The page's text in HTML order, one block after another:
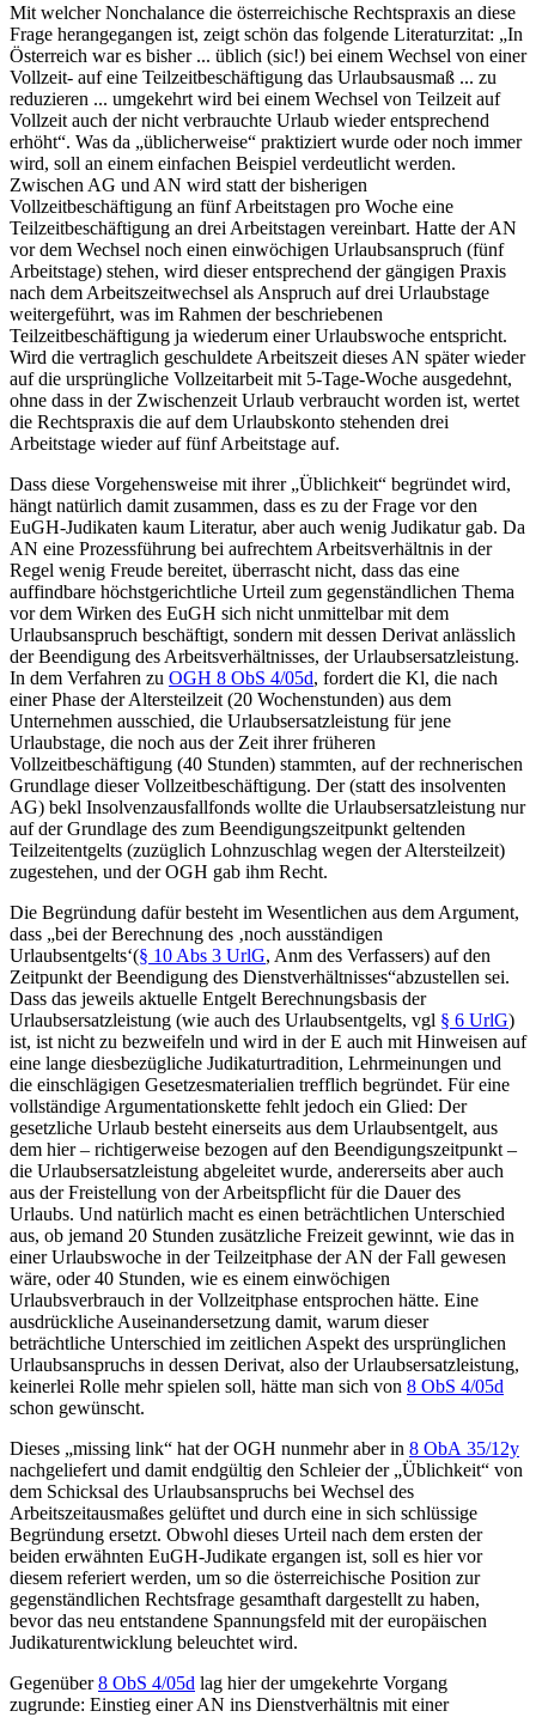
Mit welcher Nonchalance die österreichische Rechtspraxis an diese
Frage herangegangen ist, zeigt schön das folgende Literaturzitat: „In
Österreich war es bisher ... üblich (sic!) bei einem Wechsel von einer
Vollzeit- auf eine Teilzeitbeschäftigung das Urlaubsausmaß ... zu
reduzieren ... umgekehrt wird bei einem Wechsel von Teilzeit auf
Vollzeit auch der nicht verbrauchte Urlaub wieder entsprechend
erhöht“. Was da „üblicherweise“ praktiziert wurde oder noch immer
wird, soll an einem einfachen Beispiel verdeutlicht werden.
Zwischen AG und AN wird statt der bisherigen
Vollzeitbeschäftigung an fünf Arbeitstagen pro Woche eine
Teilzeitbeschäftigung an drei Arbeitstagen vereinbart. Hatte der AN
vor dem Wechsel noch einen einwöchigen Urlaubsanspruch (fünf
Arbeitstage) stehen, wird dieser entsprechend der gängigen Praxis
nach dem Arbeitszeitwechsel als Anspruch auf drei Urlaubstage
weitergeführt, was im Rahmen der beschriebenen
Teilzeitbeschäftigung ja wiederum einer Urlaubswoche entspricht.
Wird die vertraglich geschuldete Arbeitszeit dieses AN später wieder
auf die ursprüngliche Vollzeitarbeit mit 5-Tage-Woche ausgedehnt,
ohne dass in der Zwischenzeit Urlaub verbraucht worden ist, wertet
die Rechtspraxis die auf dem Urlaubskonto stehenden drei
Arbeitstage wieder auf fünf Arbeitstage auf.
Dass diese Vorgehensweise mit ihrer „Üblichkeit“ begründet wird,
hängt natürlich damit zusammen, dass es zu der Frage vor den
EuGH-Judikaten kaum Literatur, aber auch wenig Judikatur gab. Da
AN eine Prozessführung bei aufrechtem Arbeitsverhältnis in der
Regel wenig Freude bereitet, überrascht nicht, dass das eine
auffindbare höchstgerichtliche Urteil zum gegenständlichen Thema
vor dem Wirken des EuGH sich nicht unmittelbar mit dem
Urlaubsanspruch beschäftigt, sondern mit dessen Derivat anlässlich
der Beendigung des Arbeitsverhältnisses, der Urlaubsersatzleistung.
In dem Verfahren zu OGH 8 ObS 4/05d, fordert die Kl, die nach
einer Phase der Altersteilzeit (20 Wochenstunden) aus dem
Unternehmen ausschied, die Urlaubsersatzleistung für jene
Urlaubstage, die noch aus der Zeit ihrer früheren
Vollzeitbeschäftigung (40 Stunden) stammten, auf der rechnerischen
Grundlage dieser Vollzeitbeschäftigung. Der (statt des insolventen
AG) bekl Insolvenzausfallfonds wollte die Urlaubsersatzleistung nur
auf der Grundlage des zum Beendigungszeitpunkt geltenden
Teilzeitentgelts (zuzüglich Lohnzuschlag wegen der Altersteilzeit)
zugestehen, und der OGH gab ihm Recht.
Die Begründung dafür besteht im Wesentlichen aus dem Argument,
dass „bei der Berechnung des ‚noch ausständigen
Urlaubsentgelts‘(§ 10 Abs 3 UrlG, Anm des Verfassers) auf den
Zeitpunkt der Beendigung des Dienstverhältnisses“abzustellen sei.
Dass das jeweils aktuelle Entgelt Berechnungsbasis der
Urlaubsersatzleistung (wie auch des Urlaubsentgelts, vgl § 6 UrlG)
ist, ist nicht zu bezweifeln und wird in der E auch mit Hinweisen auf
eine lange diesbezügliche Judikaturtradition, Lehrmeinungen und
die einschlägigen Gesetzesmaterialien trefflich begründet. Für eine
vollständige Argumentationskette fehlt jedoch ein Glied: Der
gesetzliche Urlaub besteht einerseits aus dem Urlaubsentgelt, aus
dem hier – richtigerweise bezogen auf den Beendigungszeitpunkt –
die Urlaubsersatzleistung abgeleitet wurde, andererseits aber auch
aus derFreistellung von der Arbeitspflicht für die Dauer des
Urlaubs. Und natürlich macht es einen beträchtlichen Unterschied
aus, ob jemand 20 Stunden zusätzliche Freizeit gewinnt, wie das in
einer Urlaubswoche in der Teilzeitphase der AN der Fall gewesen
wäre, oder 40 Stunden, wie es einem einwöchigen
Urlaubsverbrauch in der Vollzeitphase entsprochen hätte. Eine
ausdrückliche Auseinandersetzung damit, warum dieser
beträchtliche Unterschied im zeitlichen Aspekt des ursprünglichen
Urlaubsanspruchs in dessen Derivat, also der Urlaubsersatzleistung,
keinerlei Rolle mehr spielen soll, hätte man sich von 8 ObS 4/05d
schon gewünscht.
Dieses „missing link“ hat der OGH nunmehr aber in 8 ObA 35/12y
nachgeliefert und damit endgültig den Schleier der „Üblichkeit“ von
dem Schicksal des Urlaubsanspruchs bei Wechsel des
Arbeitszeitausmaßes gelüftet und durch eine in sich schlüssige
Begründung ersetzt. Obwohl dieses Urteil nach dem ersten der
beiden erwähnten EuGH-Judikate ergangen ist, soll es hier vor
diesem referiert werden, um so die österreichische Position zur
gegenständlichen Rechtsfrage gesamthaft dargestellt zu haben,
bevor das neu entstandene Spannungsfeld mit der europäischen
Judikaturentwicklung beleuchtet wird.
Gegenüber8 ObS 4/05d lag hier der umgekehrte Vorgang
zugrunde: Einstieg einer AN ins Dienstverhältnis mit einer